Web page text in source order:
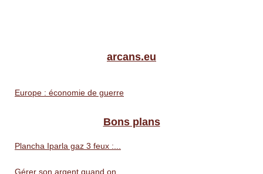
arcans.eu
Europe : économie de guerre
Bons plans
Plancha Iparla gaz 3 feux :...
Gérer son argent quand on...